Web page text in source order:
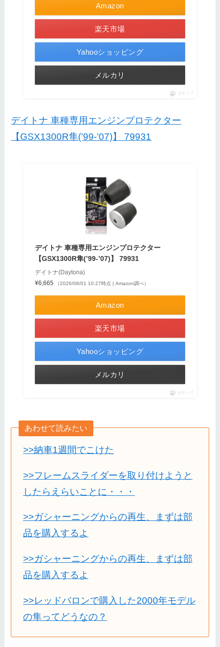
Amazon
楽天市場
Yahooショッピング
メルカリ
ポチップ
デイトナ 車種専用エンジンプロテクター
【GSX1300R隼(’99-’07)】 79931
デイトナ 車種専用エンジンプロテクター
【GSX1300R隼(’99-’07)】 79931
デイトナ(Daytona)
¥6,665
（2026/08/01 10:27時点 | Amazon調べ）
Amazon
楽天市場
Yahooショッピング
メルカリ
ポチップ
あわせて読みたい
>>納車1週間でこけた
>>フレームスライダーを取り付けようと
したらえらいことに・・・
>>ガシャーニングからの再生、まずは部
品を購入するよ
>>ガシャーニングからの再生、まずは部
品を購入するよ
>>レッドバロンで購入した2000年モデル
の隼ってどうなの？